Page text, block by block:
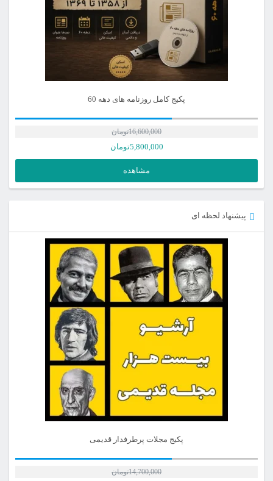
پکیج کامل روزنامه های دهه 60
16,600,000تومان
5,800,000تومان
مشاهده
پیشنهاد لحظه ای
پکیج مجلات پرطرفدار قدیمی
14,700,000تومان